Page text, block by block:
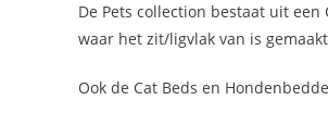
De Pets collection bestaat uit
waar het zit/ligvlak van is
Ook de Cat Beds en